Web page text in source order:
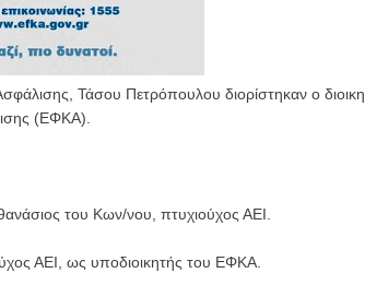
Τάσου Πετρόπουλου διορίστηκαν ο
(ΕΦΚΑ).
του Κων/νου, πτυχιούχος ΑΕΙ.
ΑΕΙ, ως υποδιοικητής του ΕΦΚΑ.